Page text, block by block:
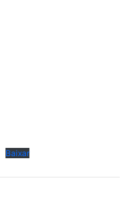
Baixar